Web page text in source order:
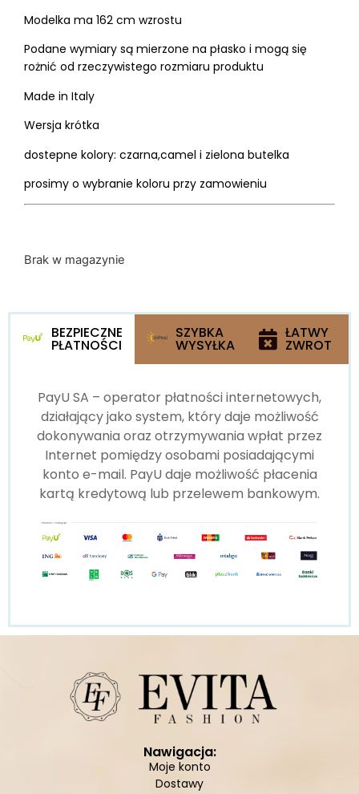
Modelka ma 162 cm wzrostu
Podane wymiary są mierzone na płasko i mogą się
rożnić od rzeczywistego rozmiaru produktu
Made in Italy
Wersja krótka
dostepne kolory: czarna,camel i zielona butelka
prosimy o wybranie koloru przy zamowieniu
Brak w magazynie
BEZPIECZNE
PŁATNOŚCI
SZYBKA
WYSYŁKA
ŁATWY
ZWROT
PayU SA – operator płatności internetowych,
działający jako system, który daje możliwość
dokonywania oraz otrzymywania wpłat przez
Internet pomiędzy osobami posiadającymi
konto e-mail. PayU daje możliwość płacenia
kartą kredytową lub przelewem bankowym.
Nawigacja:
Moje konto
Dostawy